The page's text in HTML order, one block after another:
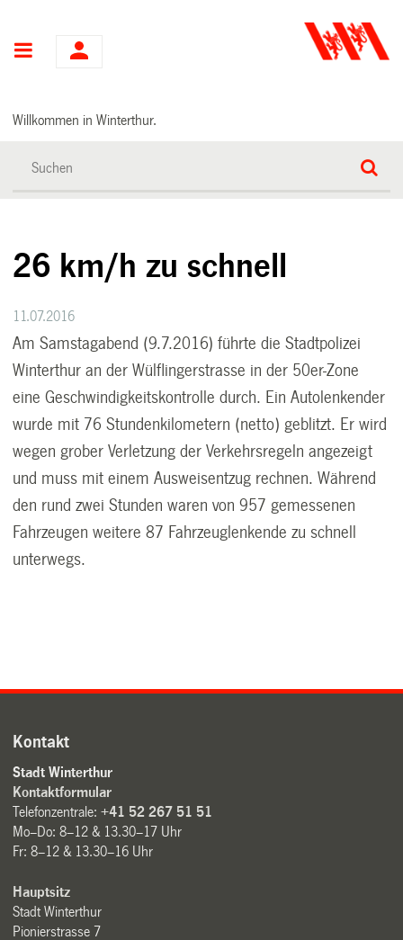
Hauptnavigation
Willkommen in Winterthur.
26 km/h zu schnell
11.07.2016
Am Samstagabend (9.7.2016) führte die Stadtpolizei
Winterthur an der Wülflingerstrasse in der 50er-Zone
eine Geschwindigkeitskontrolle durch. Ein Autolenkender
wurde mit 76 Stundenkilometern (netto) geblitzt. Er wird
wegen grober Verletzung der Verkehrsregeln angezeigt
und muss mit einem Ausweisentzug rechnen. Während
den rund zwei Stunden waren von 957 gemessenen
Fahrzeugen weitere 87 Fahrzeuglenkende zu schnell
unterwegs.
Kontakt
Stadt Winterthur
Kontaktformular
Telefonzentrale:+41 52 267 51 51
Mo–Do: 8–12 & 13.30–17 Uhr
Fr: 8–12 & 13.30–16 Uhr
Hauptsitz
Stadt Winterthur
Pionierstrasse 7